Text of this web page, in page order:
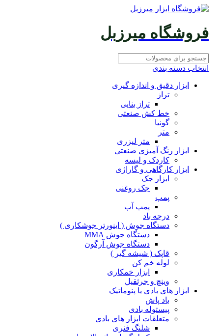
فروشگاه میرزبل
انتخاب دسته بندی
ابزار دقیق و اندازه گیری
تراز
تراز بنایی
خط کش صنعتی
گونیا
متر
متر لیزری
ابزار رنگ آمیزی صنعتی
کاردک و لیسه
ابزار کارگاهی و گاراژی
ابزار جک
جک روغنی
پمپ
پمپ آب
درجه باد
دستگاه جوش ( اینورتر جوشکاری )
دستگاه جوش MMA
دستگاه جوش آرگون
قاپک ( شیشه گیر )
لوله خم کن
ابزار خمکاری
وینچ و جرثقیل
ابزار های بادی یا پنوماتیک
باد پاش
پیستوله بادی
متعلقات ابزار های بادی
شلنگ فنری